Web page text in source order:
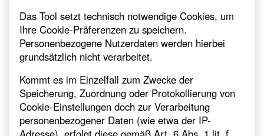
Das Tool setzt technisch notwendige Cookies, um
Ihre Cookie-Präferenzen zu speichern.
Personenbezogene Nutzerdaten werden hierbei
grundsätzlich nicht verarbeitet.
Kommt es im Einzelfall zum Zwecke der
Speicherung, Zuordnung oder Protokollierung von
Cookie-Einstellungen doch zur Verarbeitung
personenbezogener Daten (wie etwa der IP-